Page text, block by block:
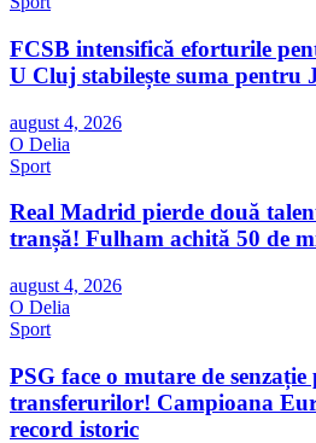
FCSB intensifică eforturile
U Cluj stabilește suma pentru
august 4, 2026
O Delia
Sport
Real Madrid pierde două
tranșă! Fulham achită 50 de
august 4, 2026
O Delia
Sport
PSG face o mutare de senzație
transferurilor! Campioana
record istoric